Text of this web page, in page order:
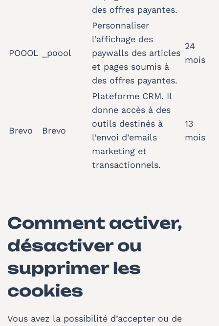
des offres payantes.
POOOL _poool
Personnaliser
l’affichage des
paywalls des articles
et pages soumis à
des offres payantes.
24
mois
Brevo Brevo
Plateforme CRM. Il
donne accès à des
outils destinés à
l’envoi d’emails
marketing et
transactionnels.
13
mois
Comment activer,
désactiver ou
supprimer les
cookies
Vous avez la possibilité d’accepter ou de